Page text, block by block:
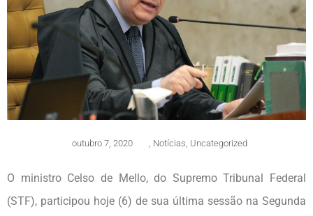
outubro 7, 2020 Notícias Uncategorized
O ministro Celso de Mello, do Supremo Tribunal Federal
(STF), participou hoje (6) de sua última sessão na Segunda